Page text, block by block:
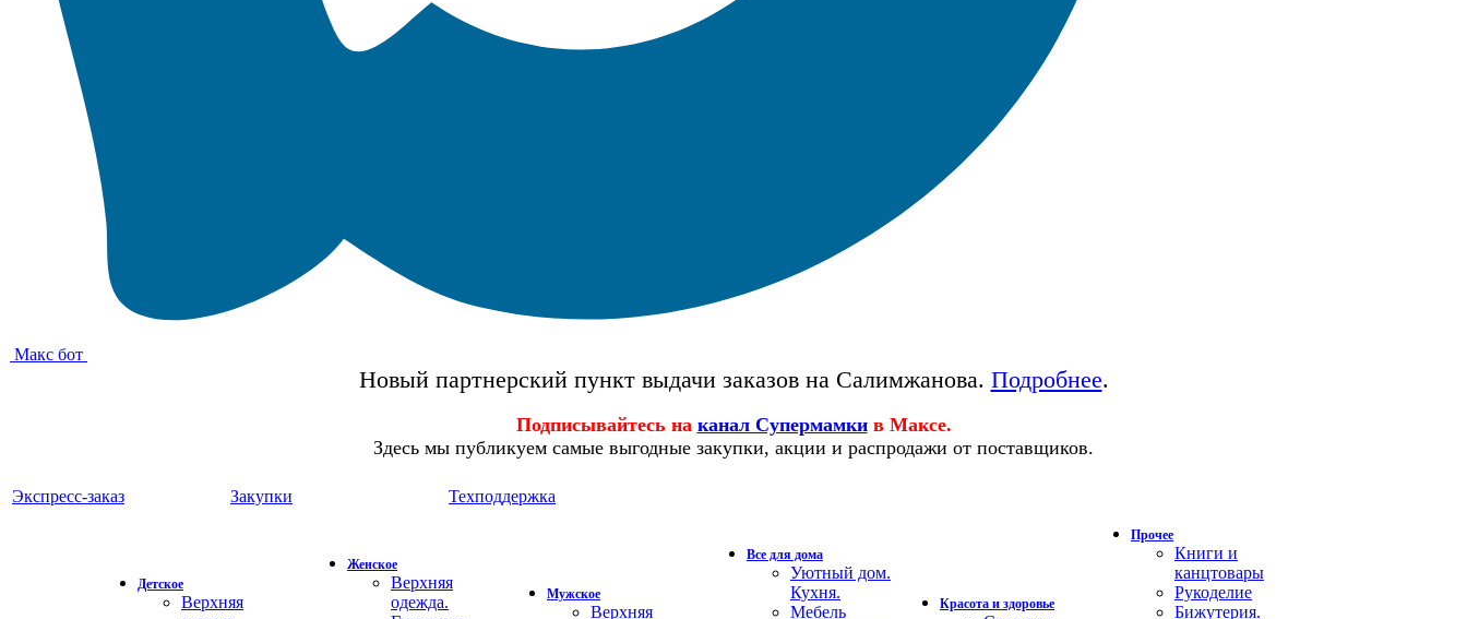
Макс бот
Новый партнерский пункт выдачи заказов на Салимжанова. Подробнее.
Подписывайтесь на канал Супермамки в Максе.
Здесь мы публикуем самые выгодные закупки, акции и распродажи от поставщиков.
Экспресс-заказ Закупки Техподдержка
Детское
Верхняя
Женское
Верхняя
одежда.
Мужское
Верхняя
Все для дома
Уютный дом.
Кухня.
Мебель
Красота и здоровье
Прочее
Книги и
канцтовары
Рукоделие
Бижутерия.